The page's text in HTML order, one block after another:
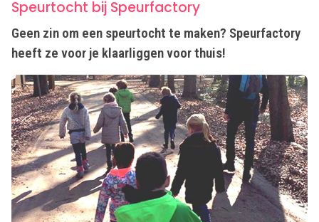
Speurtocht bij Speurfactory
Geen zin om een speurtocht te maken? Speurfactory
heeft ze voor je klaarliggen voor thuis!